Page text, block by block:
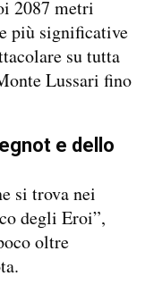
2087 metri
più significative
su tutta
Lussari fino
e dello
si trova nei
degli Eroi”,
oltre